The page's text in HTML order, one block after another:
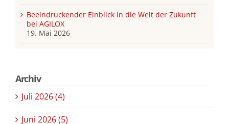
Beeindruckender Einblick in die Welt der Zukunft
bei AGILOX
19. Mai 2026
Archiv
Juli 2026 (4)
Juni 2026 (5)